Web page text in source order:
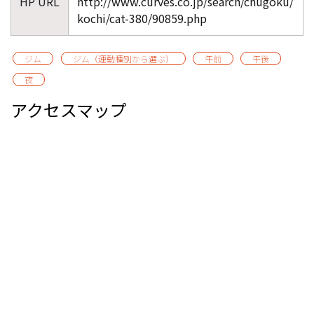
kochi/cat-380/90859.php
ジム ジム（運動種別から選ぶ） 午前
午後
夜
アクセスマップ